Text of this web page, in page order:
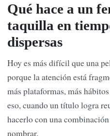
Qué hace a un
taquilla en
dispersas
Hoy es más difícil que una
porque la atención está
más plataformas, más
eso, cuando un título logra
hacerlo con una
nombrar.